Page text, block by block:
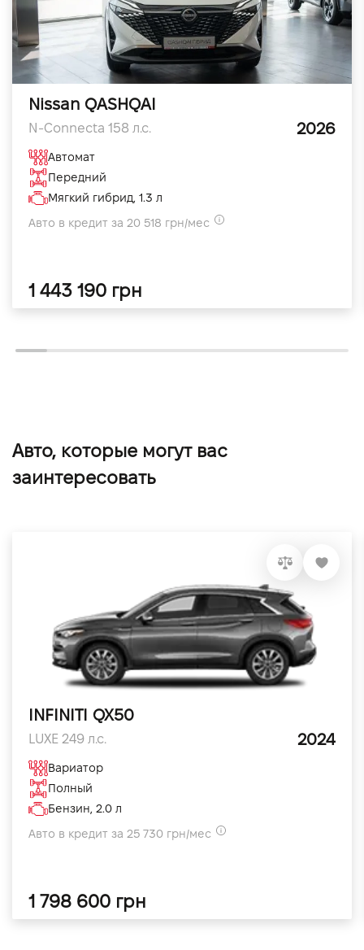
Nissan QASHQAI
N-Connecta 158 л.с. 2026
Автомат
Передний
Мягкий гибрид, 1.3 л
Авто в кредит за 20 518 грн/мес
1 443 190 грн
Авто, которые могут вас
заинтересовать
INFINITI QX50
LUXE 249 л.с. 2024
Вариатор
Полный
Бензин, 2.0 л
Авто в кредит за 25 730 грн/мес
1 798 600 грн